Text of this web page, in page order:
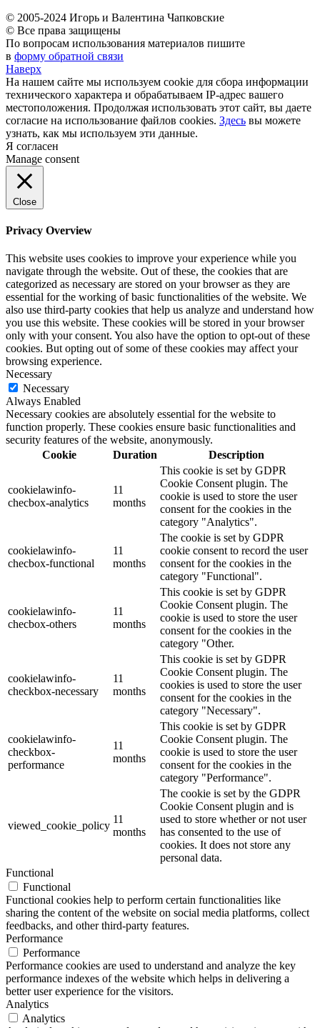
© 2005-2024 Игорь и Валентина Чапковские
© Все права защищены
По вопросам использования материалов пишите
в форму обратной связи
Наверх
На нашем сайте мы используем cookie для сбора информации
технического характера и обрабатываем IP-адрес вашего
местоположения. Продолжая использовать этот сайт, вы даете
согласие на использование файлов cookies. Здесь вы можете
узнать, как мы используем эти данные.
Я согласен
Manage consent
Close
Privacy Overview
This website uses cookies to improve your experience while you
navigate through the website. Out of these, the cookies that are
categorized as necessary are stored on your browser as they are
essential for the working of basic functionalities of the website. We
also use third-party cookies that help us analyze and understand how
you use this website. These cookies will be stored in your browser
only with your consent. You also have the option to opt-out of these
cookies. But opting out of some of these cookies may affect your
browsing experience.
Necessary
Necessary
Always Enabled
Necessary cookies are absolutely essential for the website to
function properly. These cookies ensure basic functionalities and
security features of the website, anonymously.
Cookie
Duration Description
cookielawinfo-
checbox-analytics
11
months
This cookie is set by GDPR
Cookie Consent plugin. The
cookie is used to store the user
consent for the cookies in the
category "Analytics".
cookielawinfo-
checbox-functional
11
months
The cookie is set by GDPR
cookie consent to record the user
consent for the cookies in the
category "Functional".
cookielawinfo-
checbox-others
11
months
This cookie is set by GDPR
Cookie Consent plugin. The
cookie is used to store the user
consent for the cookies in the
category "Other.
cookielawinfo-
checkbox-necessary
11
months
This cookie is set by GDPR
Cookie Consent plugin. The
cookies is used to store the user
consent for the cookies in the
category "Necessary".
cookielawinfo-
checkbox-
performance
11
months
This cookie is set by GDPR
Cookie Consent plugin. The
cookie is used to store the user
consent for the cookies in the
category "Performance".
viewed_cookie_policy
11
months
The cookie is set by the GDPR
Cookie Consent plugin and is
used to store whether or not user
has consented to the use of
cookies. It does not store any
personal data.
Functional
Functional
Functional cookies help to perform certain functionalities like
sharing the content of the website on social media platforms, collect
feedbacks, and other third-party features.
Performance
Performance
Performance cookies are used to understand and analyze the key
performance indexes of the website which helps in delivering a
better user experience for the visitors.
Analytics
Analytics